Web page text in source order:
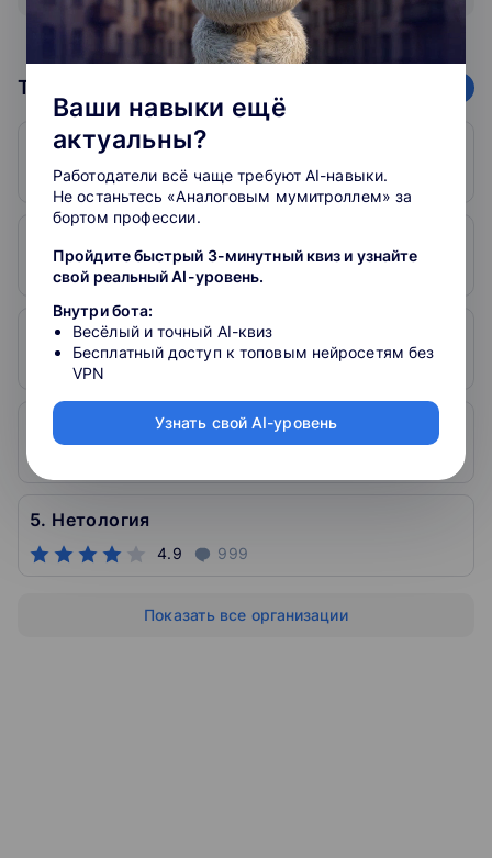
которого станет университет. Это обеспечит лидерство
университета в области естественных, гуманитарных и
технических наук, его вхождение в число ведущих
мировых образовательных и интеллектуальных центров.
Топ школ
1. Skillfactory
5 598
5 286
3. SkySmart
757
5. Нетология
4.9 999
Показать все организации
Ваши навыки ещё
актуальны?
Работодатели всё чаще требуют AI-навыки.
Не останьтесь «Аналоговым мумитроллем» за
бортом профессии.
Пройдите быстрый 3-минутный квиз и узнайте
свой реальный AI-уровень.
Внутри бота:
Весёлый и точный AI-квиз
Бесплатный доступ к топовым нейросетям без
VPN
Узнать свой AI-уровень